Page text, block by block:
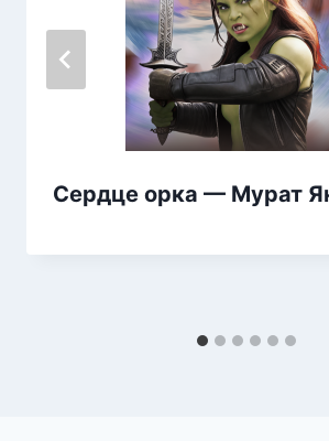
Сердце орка — Мурат